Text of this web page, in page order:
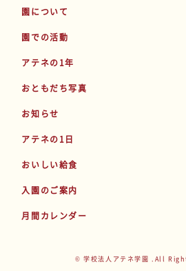
園について
園での活動
アテネの1年
おともだち写真
お知らせ
アテネの1日
おいしい給食
入園のご案内
月間カレンダー
© 学校法人アテネ学園 .All